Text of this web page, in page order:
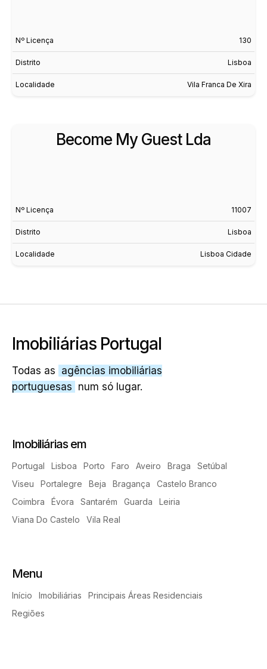
Nº Licença 130
Distrito Lisboa
Localidade Vila Franca De Xira
Become My Guest Lda
Nº Licença 11007
Distrito Lisboa
Localidade Lisboa Cidade
Imobiliárias Portugal
Todas as agências imobiliárias
portuguesas num só lugar.
Imobiliárias em
Portugal Lisboa Porto Faro Aveiro Braga
Setúbal
Viseu
Portalegre Beja Bragança
Castelo Branco
Coimbra
Évora Santarém Guarda
Leiria
Viana Do Castelo
Vila Real
Menu
Início Imobiliárias
Principais Áreas Residenciais
Regiões